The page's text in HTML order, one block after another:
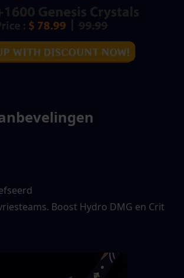
Boost Hydro DMG en Crit